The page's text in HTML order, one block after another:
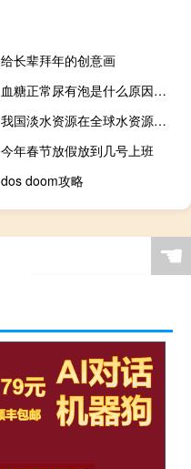
给长辈拜年的创意画
血糖正常尿有泡是什么原因（血糖正常尿糖高）
我国淡水资源在全球水资源占比
今年春节放假放到几号上班
dos doom攻略
☚